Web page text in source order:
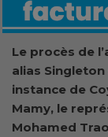
Le procès de
alias
instance de
Mamy, le
Mohamed